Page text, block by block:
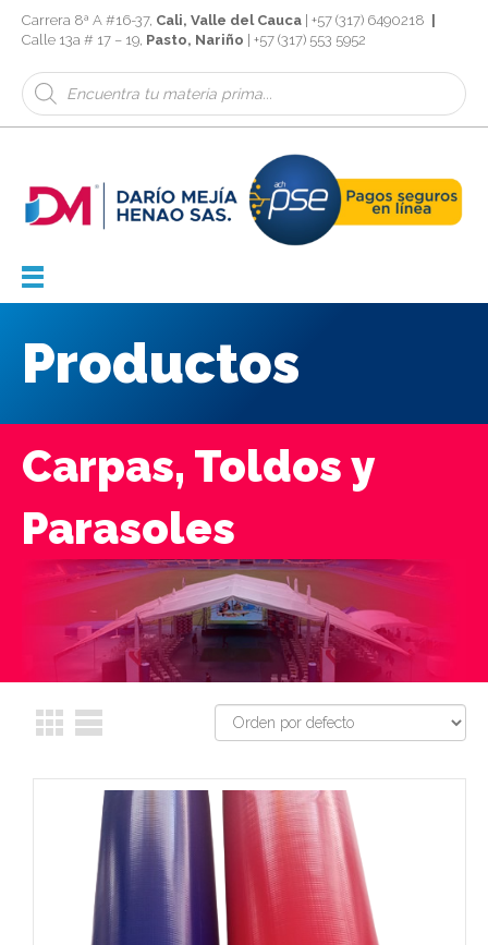
Carrera 8ª A #16-37, Cali, Valle del Cauca | +57 (317) 6490218
Calle 13a # 17 – 19, Pasto, Nariño | +57 (317) 553 5952
Búsqueda
de
productos
Productos
Carpas, Toldos y
Parasoles